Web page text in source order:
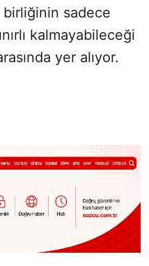
birliğinin sadece
kalmayabileceği
yer alıyor.